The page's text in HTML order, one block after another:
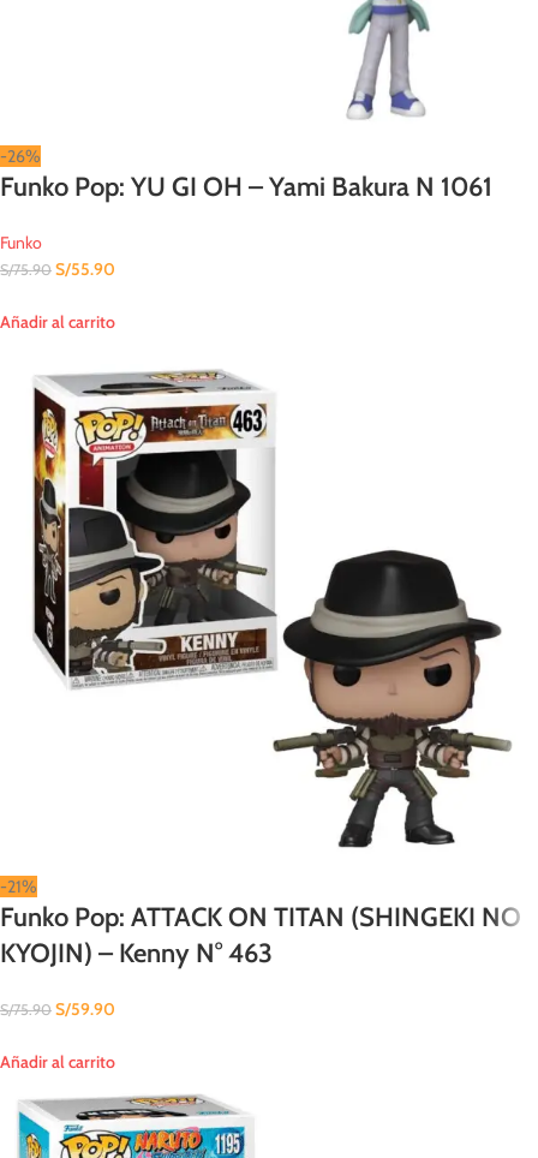
-26%
Funko Pop: YU GI OH – Yami Bakura N 1061
Funko
S/75.90 S/55.90
Añadir al carrito
-21%
Funko Pop: ATTACK ON TITAN (SHINGEKI NO
KYOJIN) – Kenny N° 463
S/75.90 S/59.90
Añadir al carrito